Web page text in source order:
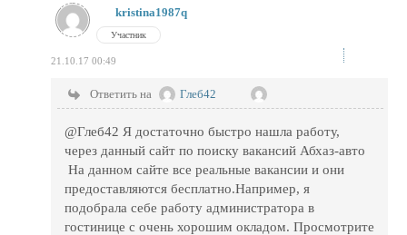
kristina1987q
Участник
21.10.17 00:49
Ответить на Глеб42
@Глеб42 Я достаточно быстро нашла работу,
через данный сайт по поиску вакансий Абхаз-авто
На данном сайте все реальные вакансии и они
предоставляются бесплатно.Например, я
подобрала себе работу администратора в
гостинице с очень хорошим окладом. Просмотрите